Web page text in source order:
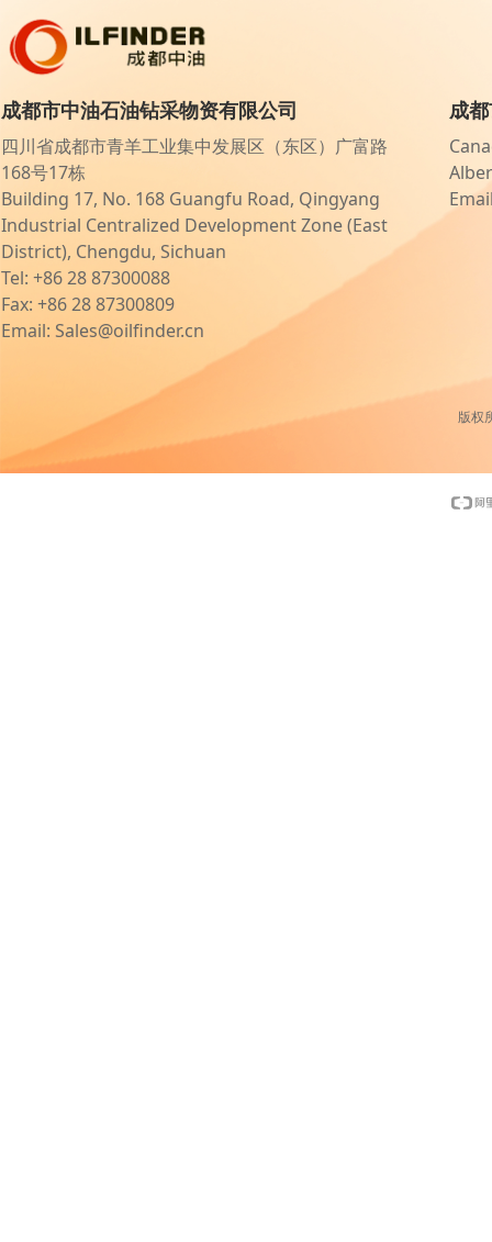
版权
成都市中油石油钻采物资有限公司
四川省成都市青羊工业集中发展区（东区）广富路
168号17栋
Building 17, No. 168 Guangfu Road, Qingyang
Industrial Centralized Development Zone (East
District), Chengdu, Sichuan
Tel: +86 28 87300088
Fax: +86 28 87300809
Email: Sales@oilfinder.cn
成